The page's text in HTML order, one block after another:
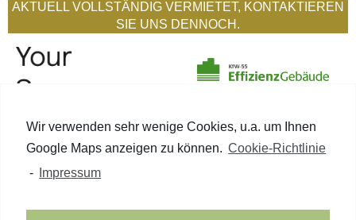
Wir verwenden sehr wenige Cookies, u.a. um Ihnen
Google Maps anzeigen zu können. Cookie-Richtlinie
-
Impressum
AKTUELL VOLLSTÄNDIG VERMIETET, KONTAKTIEREN
SIE UNS DENNOCH.